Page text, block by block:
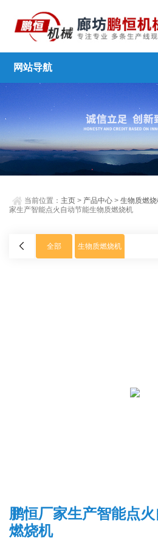
网站导航
当前位置： 主页 > 产品中心 >生物质燃
家生产智能点火自动节能生物质燃烧机
全部 生物质燃烧机
鹏恒厂家生产智能点
燃烧机